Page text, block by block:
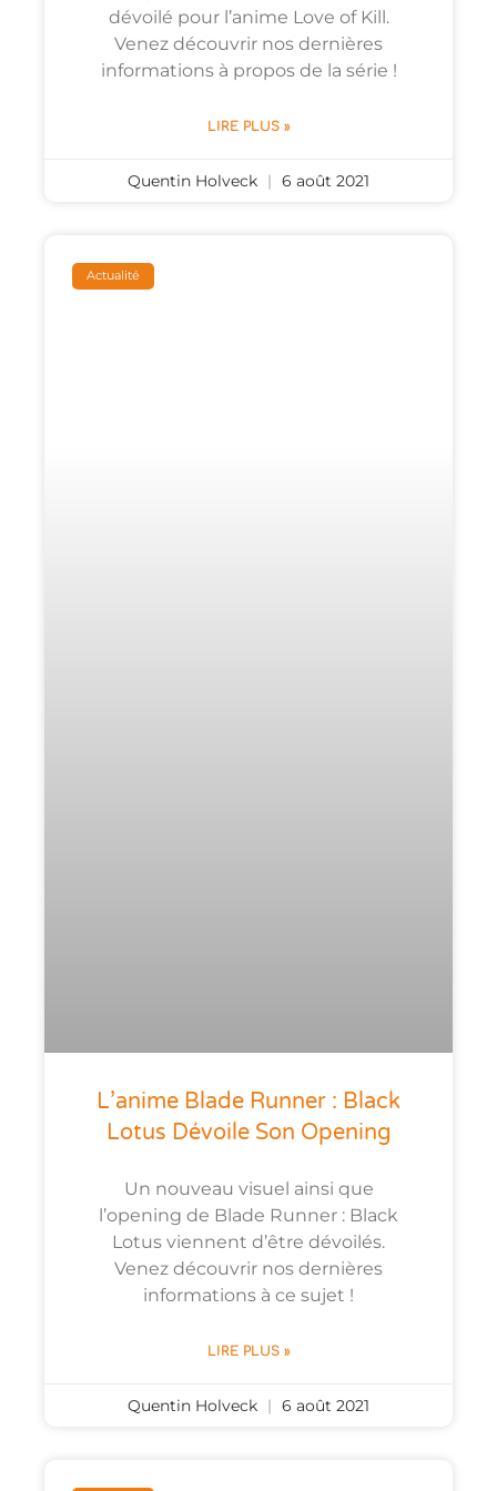
dévoilé pour l’anime Love of Kill.
Venez découvrir nos dernières
informations à propos de la série !
LIRE PLUS »
Quentin Holveck 6 août 2021
Actualité
L’anime Blade Runner : Black
Lotus Dévoile Son Opening
Un nouveau visuel ainsi que
l’opening de Blade Runner : Black
Lotus viennent d’être dévoilés.
Venez découvrir nos dernières
informations à ce sujet !
LIRE PLUS »
Quentin Holveck 6 août 2021